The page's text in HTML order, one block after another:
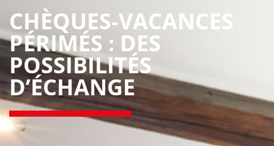
CHÈQUES-VACANCES
PÉRIMÉS : DES
POSSIBILITÉS
D’ÉCHANGE